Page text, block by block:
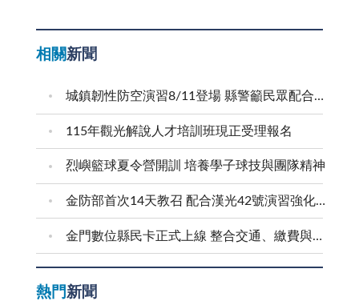
相關新聞
城鎮韌性防空演習8/11登場 縣警籲民眾配合疏散避難
115年觀光解說人才培訓班現正受理報名
烈嶼籃球夏令營開訓 培養學子球技與團隊精神
金防部首次14天教召 配合漢光42號演習強化防衛戰力
金門數位縣民卡正式上線 整合交通、繳費與生活服務 迎接在地智慧新生活
熱門新聞